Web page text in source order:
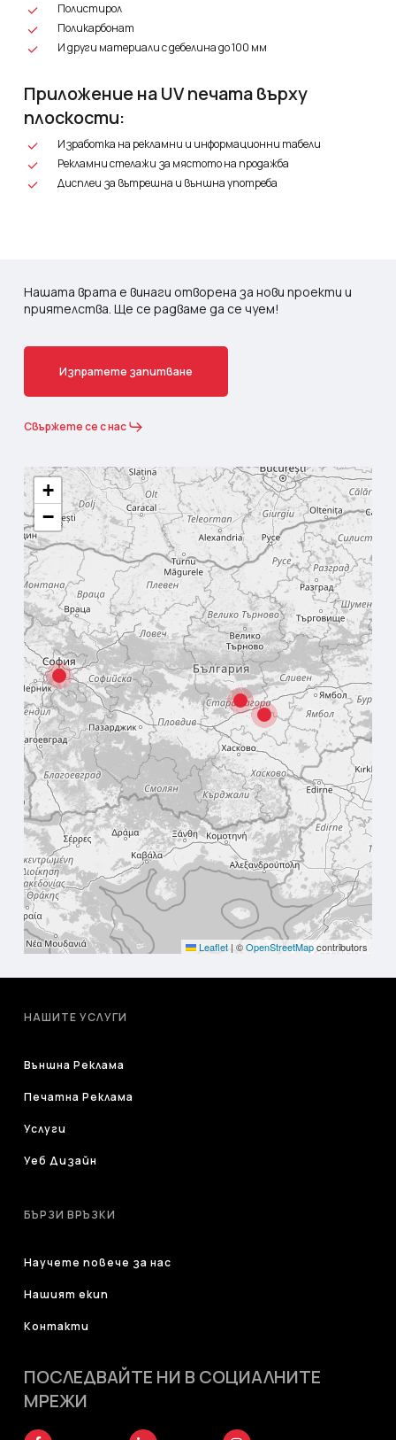
Полистирол
Поликарбонат
И други материали с дебелина до 100 мм
Приложение на UV печата върху
плоскости:
Изработка на рекламни и информационни табели
Рекламни стелажи за мястото на продажба
Дисплеи за вътрешна и външна употребa
Нашата врата е винаги отворена за нови проекти и
приятелства. Ще се радваме да се чуем!
Изпратете запитване
Свържете се с нас
+
−
Leaflet | ©OpenStreetMapcontributors
НАШИТЕ УСЛУГИ
Външна Реклама
Печатна Реклама
Услуги
Уеб Дизайн
БЪРЗИ ВРЪЗКИ
Научете повече за нас
Нашият екип
Контакти
ПОСЛЕДВАЙТЕ НИ В СОЦИАЛНИТЕ
МРЕЖИ